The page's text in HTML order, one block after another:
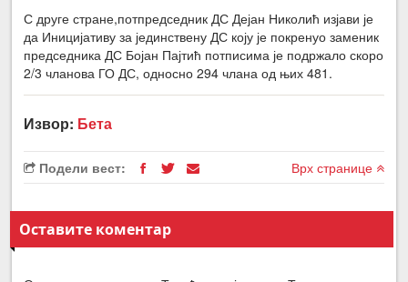
С друге стране,потпредседник ДС Дејан Николић изјави је
да Иницијативу за јединствену ДС коју је покренуо заменик
председника ДС Бојан Пајтић потписима је подржало скоро
2/3 чланова ГО ДС, односно 294 члана од њих 481.
Извор: Бета
Подели вест: Врх странице
Оставите коментар